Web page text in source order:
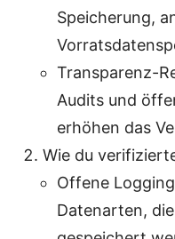
Speicherung,
Transparenz-
Audits und
erhöhen das
Wie du
Offene
Datenarten,